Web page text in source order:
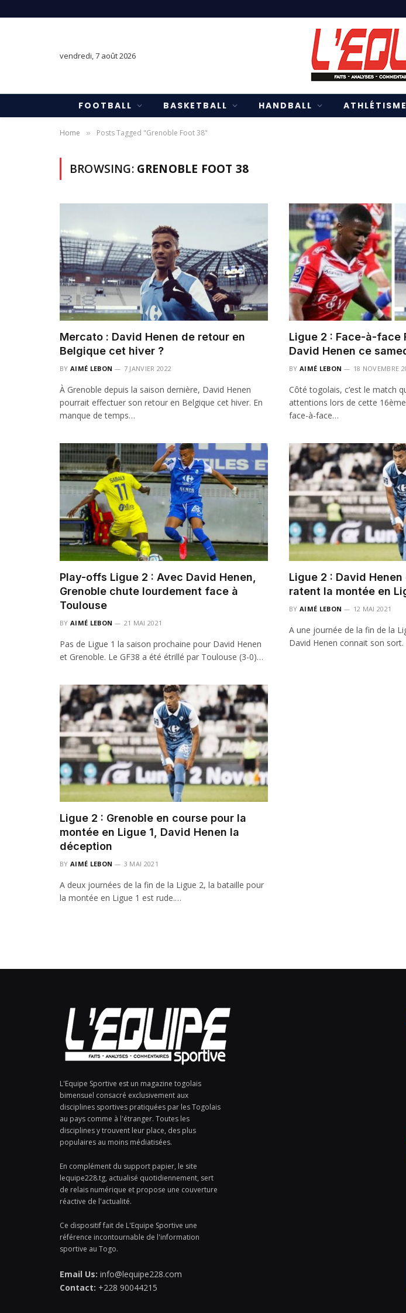
vendredi, 7 août 2026
FOOTBALL BASKETBALL HANDBALL ATHLÉTISME
Home » Posts Tagged "Grenoble Foot 38"
BROWSING: GRENOBLE FOOT 38
Mercato : David Henen de retour en
Belgique cet hiver ?
BY AIMÉ LEBON 7 JANVIER 2022
À Grenoble depuis la saison dernière, David Henen
pourrait effectuer son retour en Belgique cet hiver. En
manque de temps…
Ligue 2 : Face-à-face
David Henen ce
BY AIMÉ LEBON 18 NOVEMBRE
Côté togolais, c’est le match
attentions lors de cette
face-à-face…
Play-offs Ligue 2 : Avec David Henen,
Grenoble chute lourdement face à
Toulouse
BY AIMÉ LEBON 21 MAI 2021
Pas de Ligue 1 la saison prochaine pour David Henen
et Grenoble. Le GF38 a été étrillé par Toulouse (3-0)…
Ligue 2 : David
ratent la montée en
BY AIMÉ LEBON 12 MAI 2021
A une journée de la fin de la
David Henen connait son
Ligue 2 : Grenoble en course pour la
montée en Ligue 1, David Henen la
déception
BY AIMÉ LEBON 3 MAI 2021
A deux journées de la fin de la Ligue 2, la bataille pour
la montée en Ligue 1 est rude.…
L'Equipe Sportive est un magazine togolais
bimensuel consacré exclusivement aux
disciplines sportives pratiquées par les Togolais
au pays comme à l'étranger. Toutes les
disciplines y trouvent leur place, des plus
populaires au moins médiatisées.
En complément du support papier, le site
lequipe228.tg, actualisé quotidiennement, sert
de relais numérique et propose une couverture
réactive de l'actualité.
Ce dispositif fait de L'Equipe Sportive une
référence incontournable de l'information
sportive au Togo.
Email Us: info@lequipe228.com
Contact: +228 90044215